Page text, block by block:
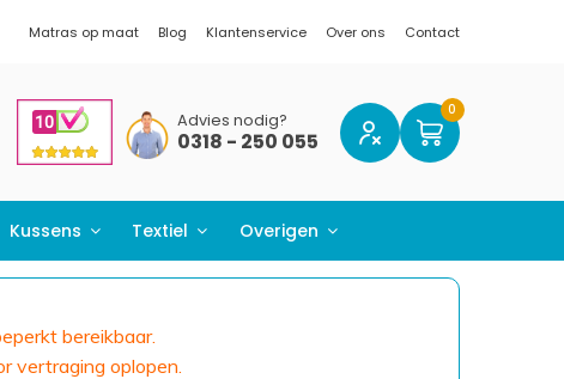
Matras op maat Blog Klantenservice Over ons Contact
Advies nodig?
0318 - 250 055
Kussens Textiel Overigen
bereikbaar.
vertraging oplopen.